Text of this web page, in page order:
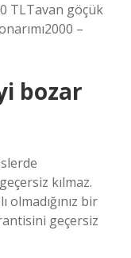
TLTavan göçük
–
bozar
kılmaz.
olmadığınız bir
geçersiz